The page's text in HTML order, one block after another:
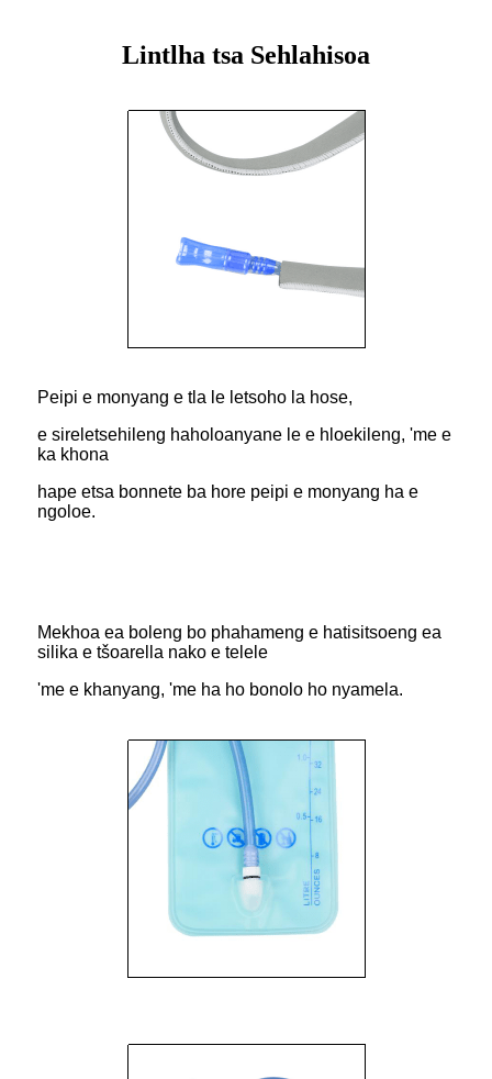
Lintlha tsa Sehlahisoa
Peipi e monyang e tla le letsoho la hose,
e sireletsehileng haholoanyane le e hloekileng, 'me e
ka khona
hape etsa bonnete ba hore peipi e monyang ha e
ngoloe.
Mekhoa ea boleng bo phahameng e hatisitsoeng ea
silika e tšoarella nako e telele
'me e khanyang, 'me ha ho bonolo ho nyamela.